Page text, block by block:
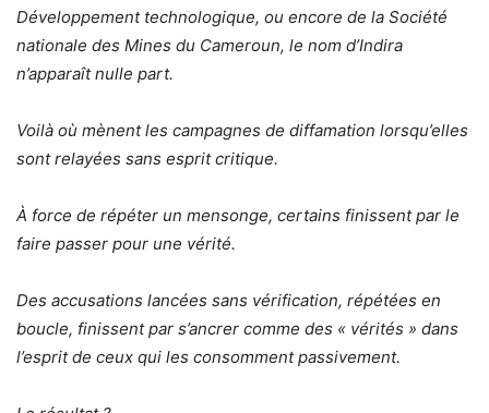
Développement technologique, ou encore de la Société
nationale des Mines du Cameroun, le nom d’Indira
n’apparaît nulle part.
Voilà où mènent les campagnes de diffamation lorsqu’elles
sont relayées sans esprit critique.
À force de répéter un mensonge, certains finissent par le
faire passer pour une vérité.
Des accusations lancées sans vérification, répétées en
boucle, finissent par s’ancrer comme des « vérités » dans
l’esprit de ceux qui les consomment passivement.